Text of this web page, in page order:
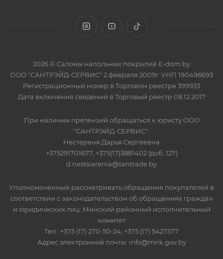
2026 © Салоны напольных покрытий E-dom.by
ООО "САНТРЭЙД-СЕРВИС" 2 февраля 2009г. УНП 190496693
Регистрационный номер в Торговом реестре 399933
Дата включения сведений в Торговый реестр 08.12.2017
При наличии претензий обращаться к юристу ООО
"САНТРЭЙД-СЕРВИС":
Нестереня Дарья Сергеевна
+375291701677, +375(17)3881402 (доб. 127)
d.nestsiarenia@santrade.by
Уполномоченный рассматривать обращения покупателей в
соответствии с законодательством об обращениях граждан
и юридических лиц: Минский районный исполнительный
комитет
Тел.: +375 (17) 270-50-24, +375 (17) 5427577
Адрес электронной почты: info@mrik.gov.by